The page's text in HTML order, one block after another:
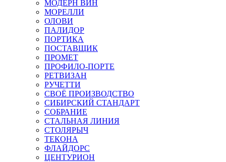
МОДЕРН ВИН
МОРЕЛЛИ
ОЛОВИ
ПАЛИДОР
ПОРТИКА
ПОСТАВЩИК
ПРОМЕТ
ПРОФИЛО-ПОРТЕ
РЕТВИЗАН
РУЧЕТТИ
СВОЁ ПРОИЗВОДСТВО
СИБИРСКИЙ СТАНДАРТ
СОБРАНИЕ
СТАЛЬНАЯ ЛИНИЯ
СТОЛЯРЫЧ
ТЕКОНА
ФЛАЙДОРС
ЦЕНТУРИОН